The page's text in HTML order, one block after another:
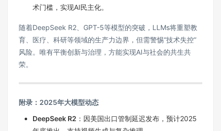
术门槛，实现AI民主化。
随着DeepSeek R2、GPT-5等模型的突破，LLMs将重塑教
育、医疗、科研等领域的生产力边界，但需警惕“技术失控”
风险。唯有平衡创新与治理，方能实现AI与社会的共生共
荣。
附录：2025年大模型动态
DeepSeek R2 ：因美国出口管制延迟发布，预计2025